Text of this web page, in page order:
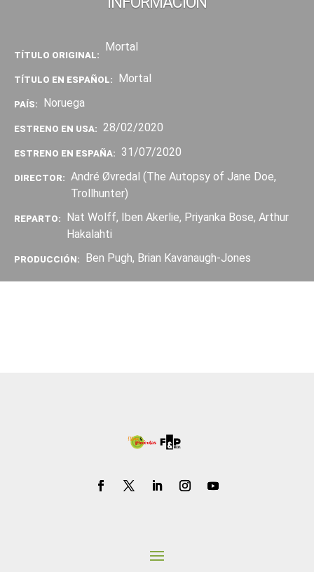
TÍTULO ORIGINAL:
Mortal
TÍTULO EN ESPAÑOL: Mortal
PAÍS: Noruega
ESTRENO EN USA: 28/02/2020
ESTRENO EN ESPAÑA: 31/07/2020
DIRECTOR: André Øvredal (The Autopsy of Jane Doe,
Trollhunter)
REPARTO:
Nat Wolff, Iben Akerlie, Priyanka Bose, Arthur
Hakalahti
PRODUCCIÓN: Ben Pugh, Brian Kavanaugh-Jones